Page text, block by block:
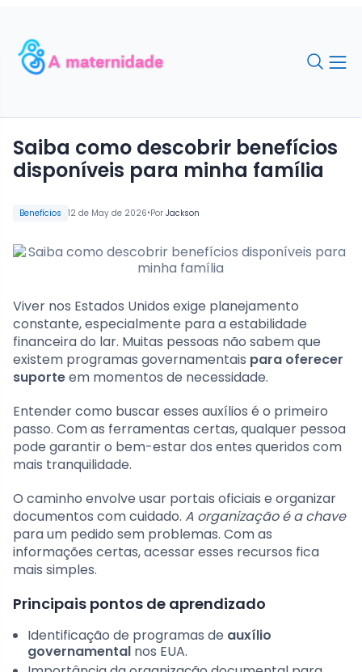
Benefícios 12 de May de 2026•Por Jackson
Saiba como descobrir benefícios
disponíveis para minha família
Viver nos Estados Unidos exige planejamento
constante, especialmente para a estabilidade
financeira do lar. Muitas pessoas não sabem que
existem programas governamentais para oferecer
suporteem momentos de necessidade.
Entender como buscar esses auxílios é o primeiro
passo. Com as ferramentas certas, qualquer pessoa
pode garantir o bem-estar dos entes queridos com
mais tranquilidade.
O caminho envolve usar portais oficiais e organizar
documentos com cuidado. A organização é a chave
para um pedido sem problemas. Com as
informações certas, acessar esses recursos fica
mais simples.
Principais pontos de aprendizado
Identificação de programas de auxílio
governamental nos EUA.